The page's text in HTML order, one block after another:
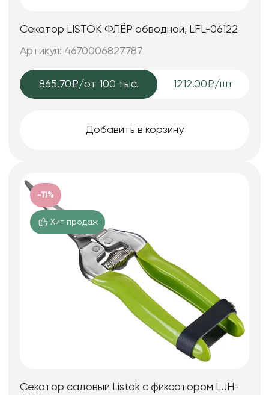
Секатор LISTOK ФЛЁР обводной, LFL-06122
Артикул: 4670006827787
865.70₽/от 100 тыс. 1212.00₽/шт
Добавить в корзину
-11%
Хит продаж
Секатор садовый Listok с фиксатором LJH-